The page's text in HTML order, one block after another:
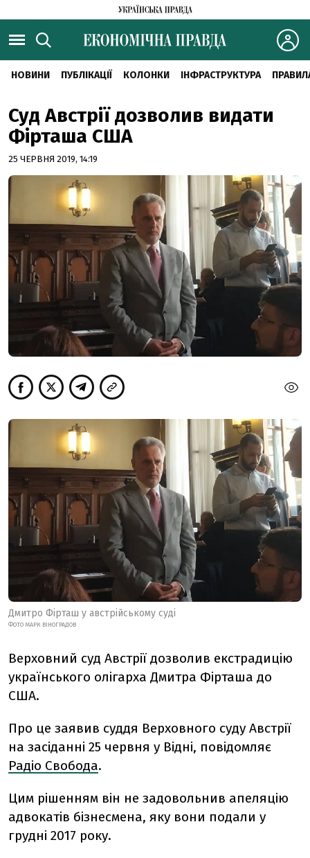
НОВИНИ ПУБЛІКАЦІЇ КОЛОНКИ ІНФРАСТРУКТУРА
Суд Австрії дозволив видати
Фірташа США
25 ЧЕРВНЯ 2019, 14:19
Дмитро Фірташ у австрійському суді
ФОТО МАРК ВІНОГРАДОВ
Верховний суд Австрії дозволив екстрадицію
українського олігарха Дмитра Фірташа до
США.
Про це заявив суддя Верховного суду Австрії
на засіданні 25 червня у Відні, повідомляє
Радіо Свобода.
Цим рішенням він не задовольнив апеляцію
адвокатів бізнесмена, яку вони подали у
грудні 2017 року.